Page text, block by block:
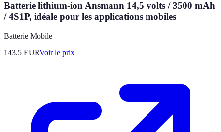
Batterie lithium-ion Ansmann 14,5 volts / 3500 mAh
/ 4S1P, idéale pour les applications mobiles
Batterie Mobile
143.5 EURVoir le prix